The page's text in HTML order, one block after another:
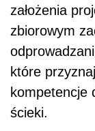
założenia
zbiorowym
które
kompetencje
ścieki.